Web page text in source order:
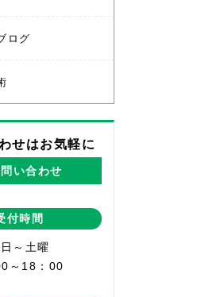
ログ
せはお気軽に
い合わせ
付時間
～土曜
～18：00